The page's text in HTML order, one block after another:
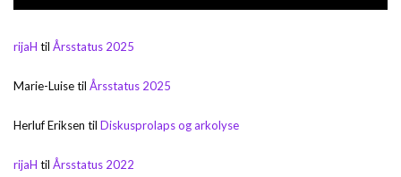
rijaH til Årsstatus 2025
Marie-Luisetil Årsstatus 2025
Herluf Eriksen til Diskusprolaps og arkolyse
rijaH til Årsstatus 2022